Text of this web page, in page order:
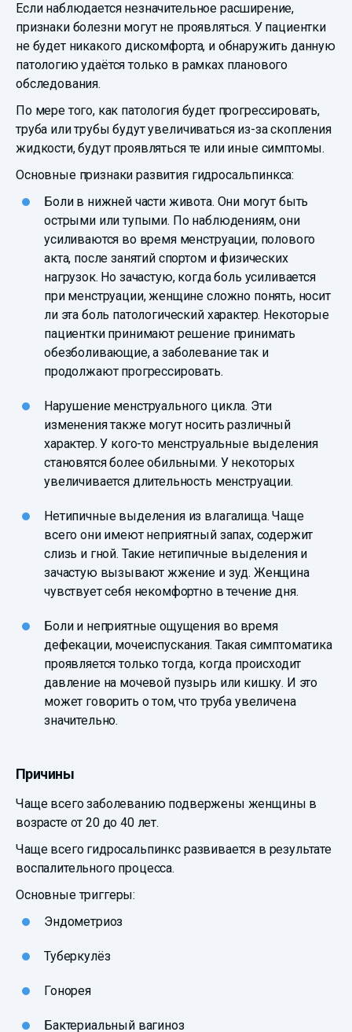
Если наблюдается незначительное расширение,
признаки болезни могут не проявляться. У пациентки
не будет никакого дискомфорта, и обнаружить данную
патологию удаётся только в рамках планового
обследования.
По мере того, как патология будет прогрессировать,
труба или трубы будут увеличиваться из-за скопления
жидкости, будут проявляться те или иные симптомы.
Основные признаки развития гидросальпинкса:
Боли в нижней части живота. Они могут быть
острыми или тупыми. По наблюдениям, они
усиливаются во время менструации, полового
акта, после занятий спортом и физических
нагрузок. Но зачастую, когда боль усиливается
при менструации, женщине сложно понять, носит
ли эта боль патологический характер. Некоторые
пациентки принимают решение принимать
обезболивающие, а заболевание так и
продолжают прогрессировать.
Нарушение менструального цикла. Эти
изменения также могут носить различный
характер. У кого-то менструальные выделения
становятся более обильными. У некоторых
увеличивается длительность менструации.
Нетипичные выделения из влагалища. Чаще
всего они имеют неприятный запах, содержит
слизь и гной. Такие нетипичные выделения и
зачастую вызывают жжение и зуд. Женщина
чувствует себя некомфортно в течение дня.
Боли и неприятные ощущения во время
дефекации, мочеиспускания. Такая симптоматика
проявляется только тогда, когда происходит
давление на мочевой пузырь или кишку. И это
может говорить о том, что труба увеличена
значительно.
Причины
Чаще всего заболеванию подвержены женщины в
возрасте от 20 до 40 лет.
Чаще всего гидросальпинкс развивается в результате
воспалительного процесса.
Основные триггеры:
Эндометриоз
Туберкулёз
Гонорея
Бактериальный вагиноз